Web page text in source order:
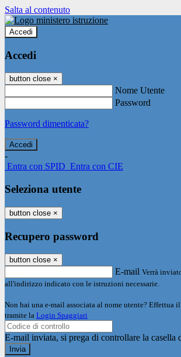
Salta al contenuto
Accedi
Accedi
button close ×
Nome Utente
Password
Password dimenticata?
-
Entra con SPID Entra con CIE
Seleziona utente
button close ×
Recupero password
button close ×
E-mail Verrà
all'indirizzo indicato con le istruzioni necessarie.
Non hai una e-mail associata al nome utente? Effettua
tramite la Login Spaggiari
E-mail inviata, si prega di controllare la casella